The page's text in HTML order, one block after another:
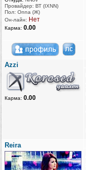
Провайдер: ВТ (IXNN)
Пол: Onna (Ж)
Он-лайн: Нет
Карма: 0.00
Azzi
Карма: 0.00
Reira